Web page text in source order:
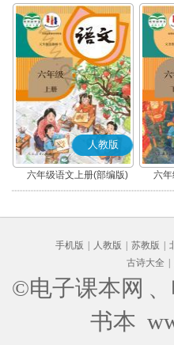
人教版
六年级语文上册(部编版) 六
手机版 人教版 苏教版
古诗大全
©电子课本网
书本